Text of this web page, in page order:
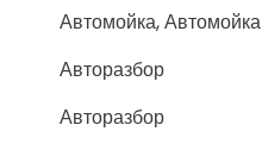
Автомойка, Автомойка
Авторазбор
Авторазбор